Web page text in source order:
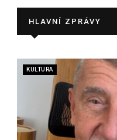
HLAVNÍ ZPRÁVY
KULTURA